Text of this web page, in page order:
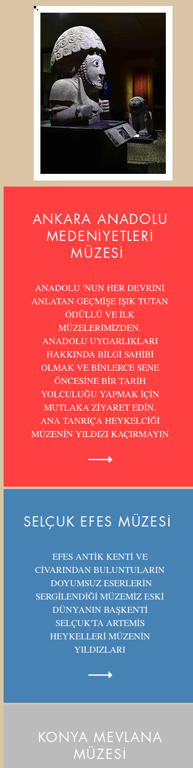
ANKARA ANADOLU
MEDENİYETLERİ
MÜZESİ
ANADOLU 'NUN HER DEVRİNİ
ANLATAN GEÇMİŞE IŞIK TUTAN
ÖDÜLLÜ VE İLK
MÜZELERİMİZDEN.
ANADOLU UYGARLIKLARI
HAKKINDA BİLGİ SAHİBİ
OLMAK VE BİNLERCE SENE
ÖNCESİNE BİR TARİH
YOLCULUĞU YAPMAK İÇİN
MUTLAKA ZİYARET EDİN.
ANA TANRIÇA HEYKELCİĞİ
MÜZENİN YILDIZI KAÇIRMAYIN
SELÇUK EFES MÜZESİ
EFES ANTİK KENTİ VE
CİVARINDAN BULUNTULARIN
DOYUMSUZ ESERLERİN
SERGİLENDİĞİ MÜZEMİZ ESKİ
DÜNYANIN BAŞKENTİ
SELÇUK'TA ARTEMİS
HEYKELLERİ MÜZENİN
YILDIZLARI
KONYA MEVLANA
MÜZESİ